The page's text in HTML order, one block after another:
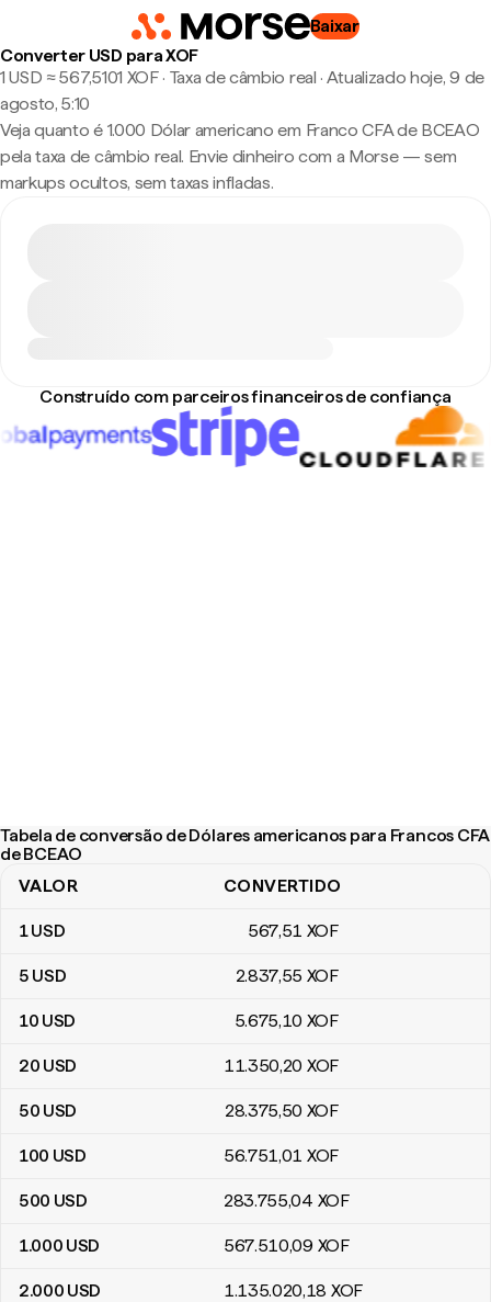
Baixar
Converter USD para XOF
1 USD ≈ 567,5101 XOF · Taxa de câmbio real · Atualizado hoje, 9 de
agosto, 5:10
Veja quanto é 1.000 Dólar americano em Franco CFA de BCEAO
pela taxa de câmbio real. Envie dinheiro com a Morse — sem
markups ocultos, sem taxas infladas.
Construído com parceiros financeiros de confiança
Tabela de conversão de Dólares americanos para Francos CFA
de BCEAO
Tabela de conversão de Dólares americanos para Francos CFA
VALOR CONVERTIDO
1USD 567,51 XOF
5 USD 2.837,55 XOF
10 USD 5.675,10 XOF
20 USD 11.350,20 XOF
50 USD 28.375,50 XOF
100 USD 56.751,01 XOF
500 USD 283.755,04 XOF
1.000 USD 567.510,09 XOF
2.000 USD 1.135.020,18 XOF